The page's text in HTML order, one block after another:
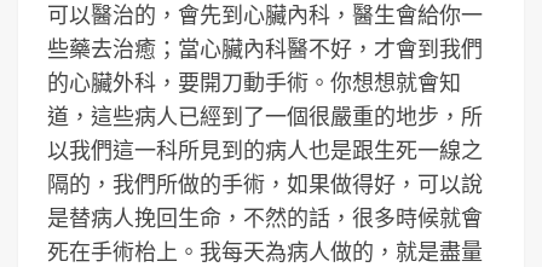
可以醫治的，會先到心臟內科，醫生會給你一
些藥去治癒；當心臟內科醫不好，才會到我們
的心臟外科，要開刀動手術。你想想就會知
道，這些病人已經到了一個很嚴重的地步，所
以我們這一科所見到的病人也是跟生死一線之
隔的，我們所做的手術，如果做得好，可以說
是替病人挽回生命，不然的話，很多時候就會
死在手術枱上。我每天為病人做的，就是盡量